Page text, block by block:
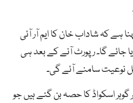
ہے کہ شاداب خان کا ایم آر آئی
جائے گا۔ رپورٹ آنے کے بعد ہی
نوعیت سامنے آئے گی۔
اسکواڈ کا حصہ بن گئے ہیں جو